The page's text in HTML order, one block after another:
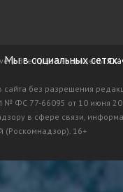
Все права защищены.
без разрешения
№ ФС 77-66095 от 10 июня
в сфере связи,
(Роскомнадзор). 16+
Мы в социальных сетях: